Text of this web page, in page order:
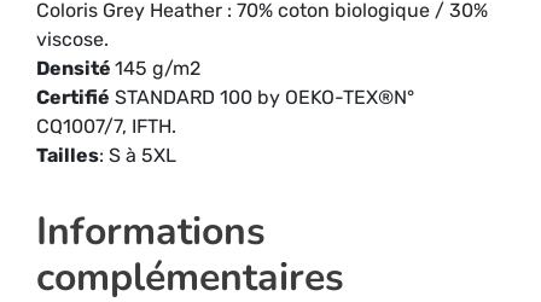
Coloris Grey Heather : 70% coton biologique / 30%
viscose.
Densité 145 g/m2
Certifié STANDARD 100 by OEKO-TEX®N°
CQ1007/7, IFTH.
Tailles: S à 5XL
Informations
complémentaires